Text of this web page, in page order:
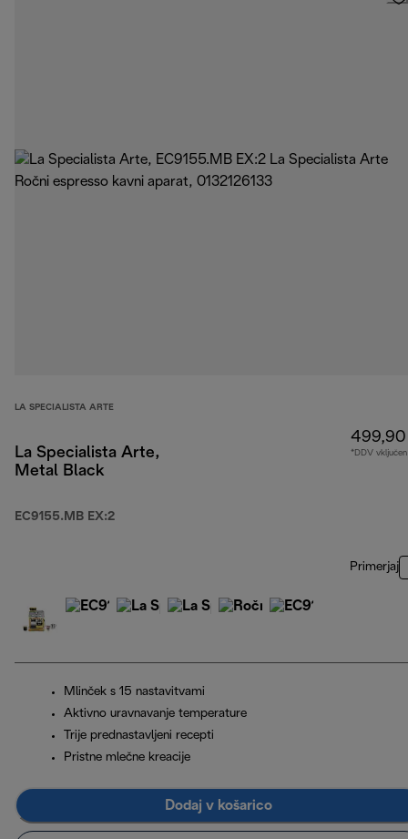
LA SPECIALISTA ARTE
La Specialista Arte,
Metal Black
EC9155.MB EX:2
*DDV vključen
Primerjaj
Mlinček s 15 nastavitvami
Aktivno uravnavanje temperature
Trije prednastavljeni recepti
Pristne mlečne kreacije
Dodaj v košarico